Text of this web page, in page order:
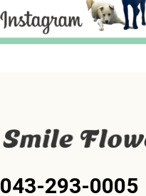
043-293-0005